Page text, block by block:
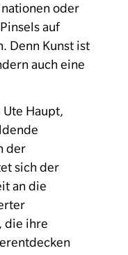
oder
auf
Denn Kunst ist
auch eine
Haupt,
der
sich der
an die
die ihre